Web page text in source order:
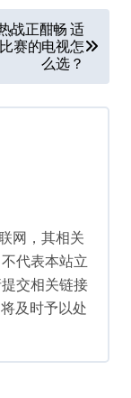
战正酣畅 适
赛的电视怎
么选？
网，其相关
代表本站立
交相关链接
及时予以处